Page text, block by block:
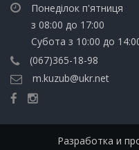
Понеділок п'ятниця
з 08:00 до 17:00
Субота з 10:00 до
(067)365-18-98
m.kuzub@ukr.net
Разработка и